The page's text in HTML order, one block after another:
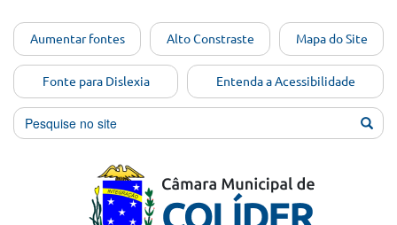
conteúdo
[Alt+1]
Ir para
o menu
[Alt+2]
Aumentar fontes Alto Constraste Mapa do Site
Fonte para Dislexia Entenda a Acessibilidade